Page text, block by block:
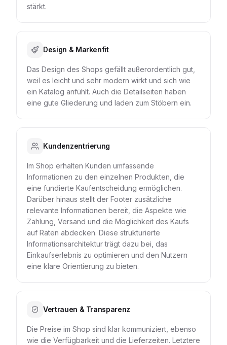
stärkt.
Design & Markenfit
Das Design des Shops gefällt außerordentlich gut,
weil es leicht und sehr modern wirkt und sich wie
ein Katalog anfühlt. Auch die Detailseiten haben
eine gute Gliederung und laden zum Stöbern ein.
Kundenzentrierung
Im Shop erhalten Kunden umfassende
Informationen zu den einzelnen Produkten, die
eine fundierte Kaufentscheidung ermöglichen.
Darüber hinaus stellt der Footer zusätzliche
relevante Informationen bereit, die Aspekte wie
Zahlung, Versand und die Möglichkeit des Kaufs
auf Raten abdecken. Diese strukturierte
Informationsarchitektur trägt dazu bei, das
Einkaufserlebnis zu optimieren und den Nutzern
eine klare Orientierung zu bieten.
Vertrauen & Transparenz
Die Preise im Shop sind klar kommuniziert, ebenso
wie die Verfügbarkeit und die Lieferzeiten. Letztere